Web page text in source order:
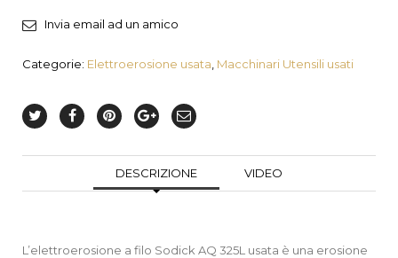
Invia email ad un amico
Categorie: Elettroerosione usata Macchinari Utensili usati
DESCRIZIONE VIDEO
L’elettroerosione a filo Sodick AQ 325L usata è una erosione